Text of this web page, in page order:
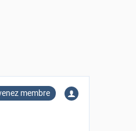
membre